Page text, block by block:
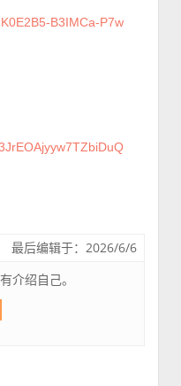
B3IMCa-P7w
最后编辑于：2026/6/6
介绍自己。